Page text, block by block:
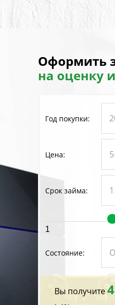
Оформить
на оценку
Год покупки:
Цена:
Срок займа:
1
Состояние:
Вы получите